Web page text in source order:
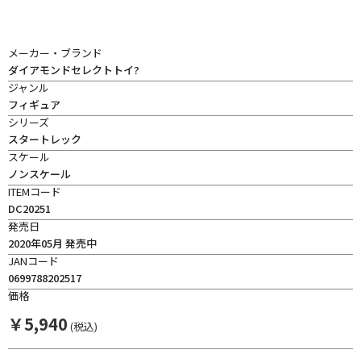
メーカー・ブランド
ダイアモンドセレクトトイ?
ジャンル
フィギュア
シリーズ
スタートレック
スケール
ノンスケール
ITEMコード
DC20251
発売日
2020年05月 発売中
JANコード
0699788202517
価格
￥5,940 (税込)